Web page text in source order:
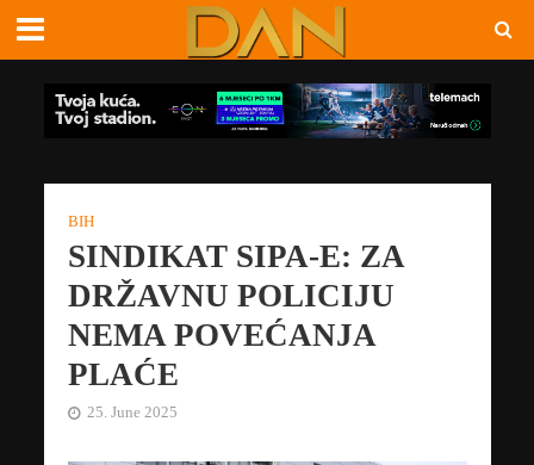
BIH
SINDIKAT SIPA-E: ZA
DRŽAVNU POLICIJU
NEMA POVEĆANJA
PLAĆE
25. June 2025